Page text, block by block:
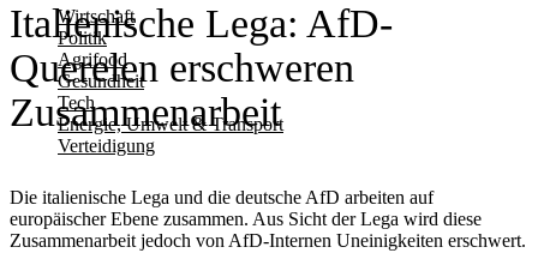
Wirtschaft
Politik
Agrifood
Gesundheit
Tech
Energie, Umwelt & Transport
Verteidigung
Italienische Lega: AfD-
Querelen erschweren
Zusammenarbeit
Die italienische Lega und die deutsche AfD arbeiten auf
europäischer Ebene zusammen. Aus Sicht der Lega wird diese
Zusammenarbeit jedoch von AfD-Internen Uneinigkeiten erschwert.